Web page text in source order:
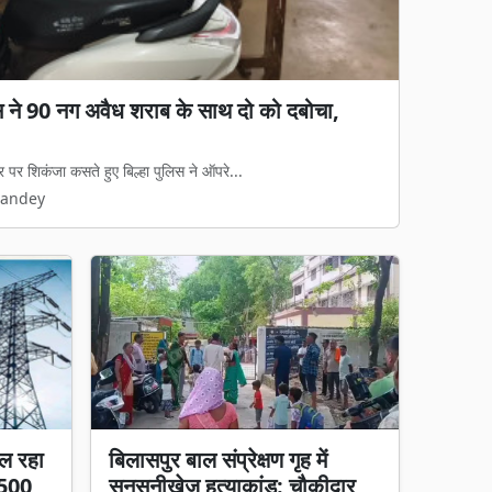
का आरोप: जेवी पर रोक, फिर भी 65%
की जल आपूर्ति और निर्माण परियोजना का...
रहा
बिलासपुर बाल संप्रेक्षण गृह में
सनसनीखेज हत्याकांड: चौकीदार